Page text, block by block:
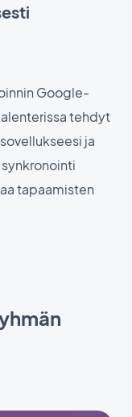
Google-
tehdyt
ja
tapaamisten